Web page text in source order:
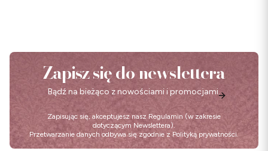
Zapisz się do newslettera
Bądź na bieżąco z nowościami i promocjami.
Zapisując się, akceptujesz nasz Regulamin (w zakresie
dotyczącym Newslettera).
Przetwarzanie danych odbywa się zgodnie z Polityką prywatności.